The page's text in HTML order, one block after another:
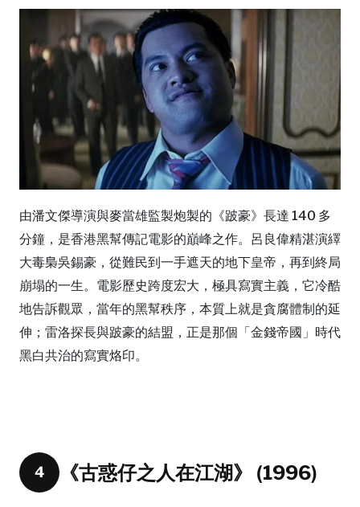
由潘文傑導演與麥當雄監製炮製的《跛豪》長達 140 多
分鐘，是香港黑幫傳記電影的巔峰之作。呂良偉精湛演繹
大毒梟吳錫豪，從難民到一手遮天的地下皇帝，再到終局
崩塌的一生。電影歷史跨度宏大，極具寫實主義，它冷酷
地告訴觀眾，當年的黑幫秩序，本質上就是貪腐體制的延
伸；雷洛探長與跛豪的結盟，正是那個「金錢帝國」時代
黑白共治的寫實烙印。
4 《古惑仔之人在江湖》 (1996)